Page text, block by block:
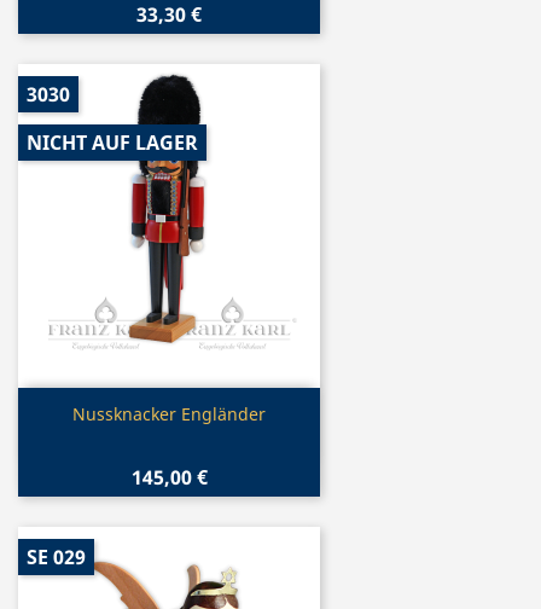
33,30 €
Vorschau
Nussknacker Engländer
145,00 €
3030
NICHT AUF LAGER
SE 029